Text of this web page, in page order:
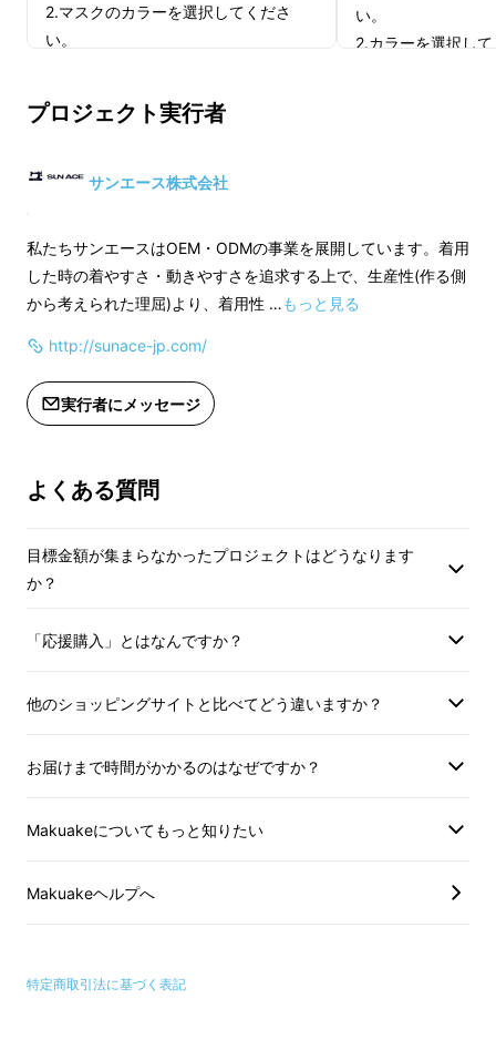
3層目
縫製の匠による、丁寧なものづく
り
2.マスクのカラーを選択してくださ
い。
しかねます。
たします。
い。
2.カラーを選択し
しかねます。
よくお確かめのう
プロジェクト実行者
サンエース株式会社
私たちサンエースはOEM・ODMの事業を展開しています。着用
した時の着やすさ・動きやすさを追求する上で、生産性(作る側
から考えられた理屈)より、着用性 …もっと見る
http://sunace-jp.com/
実行者にメッセージ
よくある質問
目標金額が集まらなかったプロジェクトはどうなります
か？
「応援購入」とはなんですか？
他のショッピングサイトと比べてどう違いますか？
お届けまで時間がかかるのはなぜですか？
Makuakeについてもっと知りたい
Makuakeヘルプへ
特定商取引法に基づく表記